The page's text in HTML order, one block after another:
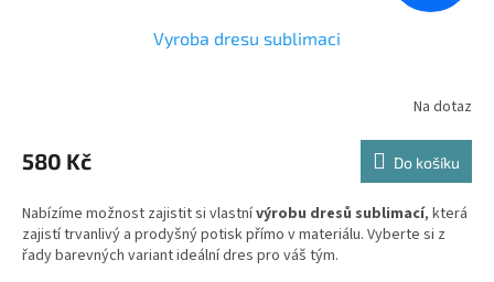
Vyroba dresu sublimaci
produktu
je
z
5
hvězdiček.
Na dotaz
580 Kč Do košíku
Nabízíme možnost zajistit si vlastnívýrobu dresů sublimací, která
zajistí trvanlivý a prodyšný potisk přímo v materiálu. Vyberte si z
řady barevných variant ideální dres pro váš tým.